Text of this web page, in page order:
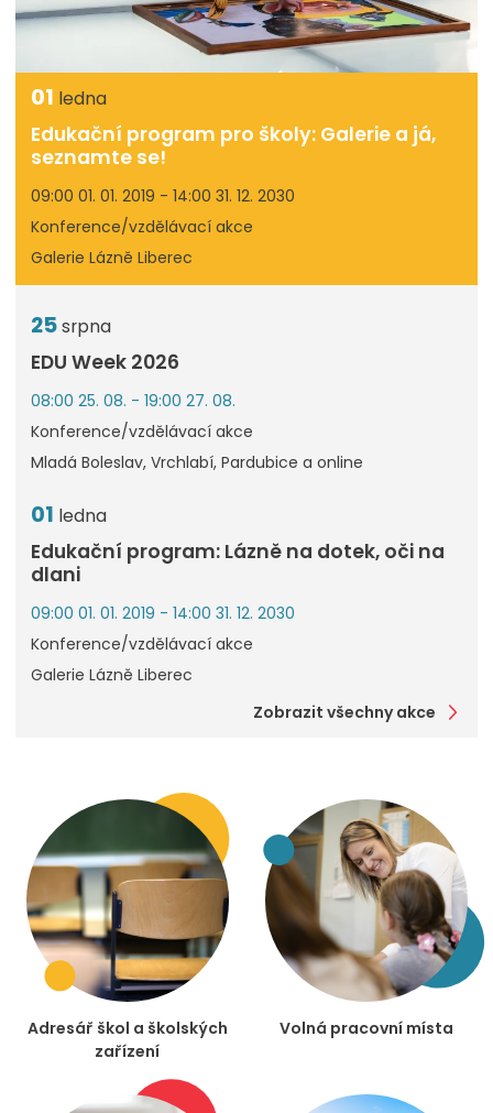
01 ledna
Edukační program pro školy: Galerie a já,
seznamte se!
09:00 01. 01. 2019 - 14:00 31. 12. 2030
Konference/vzdělávací akce
Galerie Lázně Liberec
25srpna
EDU Week 2026
08:00 25. 08. - 19:00 27. 08.
Konference/vzdělávací akce
Mladá Boleslav, Vrchlabí, Pardubice a online
01 ledna
Edukační program: Lázně na dotek, oči na
dlani
09:00 01. 01. 2019 - 14:00 31. 12. 2030
Konference/vzdělávací akce
Galerie Lázně Liberec
Zobrazit všechny akce
Adresář škol a školských
zařízení
Volná pracovní místa